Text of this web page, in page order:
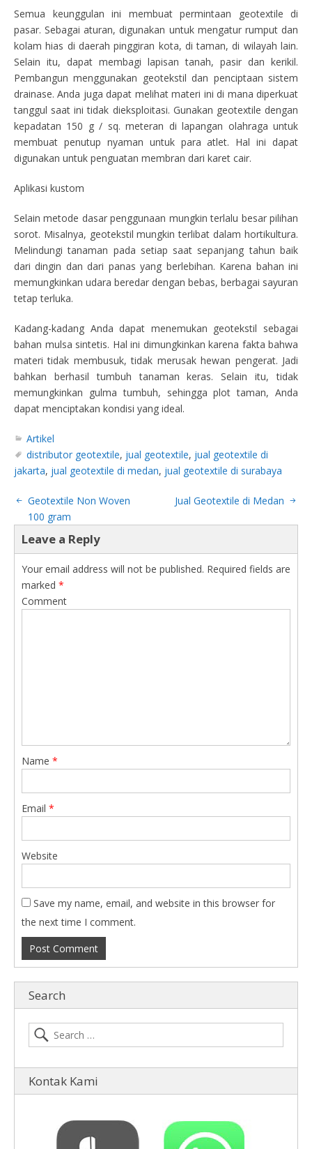
Semua keunggulan ini membuat permintaan geotextile di
pasar. Sebagai aturan, digunakan untuk mengatur rumput dan
kolam hias di daerah pinggiran kota, di taman, di wilayah lain.
Selain itu, dapat membagi lapisan tanah, pasir dan kerikil.
Pembangun menggunakan geotekstil dan penciptaan sistem
drainase. Anda juga dapat melihat materi ini di mana diperkuat
tanggul saat ini tidak dieksploitasi. Gunakan geotextile dengan
kepadatan 150 g / sq. meteran di lapangan olahraga untuk
membuat penutup nyaman untuk para atlet. Hal ini dapat
digunakan untuk penguatan membran dari karet cair.
Aplikasi kustom
Selain metode dasar penggunaan mungkin terlalu besar pilihan
sorot. Misalnya, geotekstil mungkin terlibat dalam hortikultura.
Melindungi tanaman pada setiap saat sepanjang tahun baik
dari dingin dan dari panas yang berlebihan. Karena bahan ini
memungkinkan udara beredar dengan bebas, berbagai sayuran
tetap terluka.
Kadang-kadang Anda dapat menemukan geotekstil sebagai
bahan mulsa sintetis. Hal ini dimungkinkan karena fakta bahwa
materi tidak membusuk, tidak merusak hewan pengerat. Jadi
bahkan berhasil tumbuh tanaman keras. Selain itu, tidak
memungkinkan gulma tumbuh, sehingga plot taman, Anda
dapat menciptakan kondisi yang ideal.
Artikel
distributor geotextile, jual geotextile, jual geotextile di
jakarta, jual geotextile di medan, jual geotextile di surabaya
Geotextile Non Woven
100 gram
Jual Geotextile di Medan
Leave a Reply
Your email address will not be published. Required fields are
marked *
Comment
Name *
Email *
Website
Save my name, email, and website in this browser for
the next time I comment.
Search
Kontak Kami